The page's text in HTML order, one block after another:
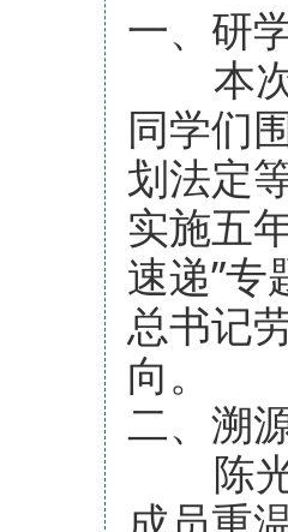
一、研
本次
同学们
划法定
实施五
速递”
总书记
向。
二、溯
陈光